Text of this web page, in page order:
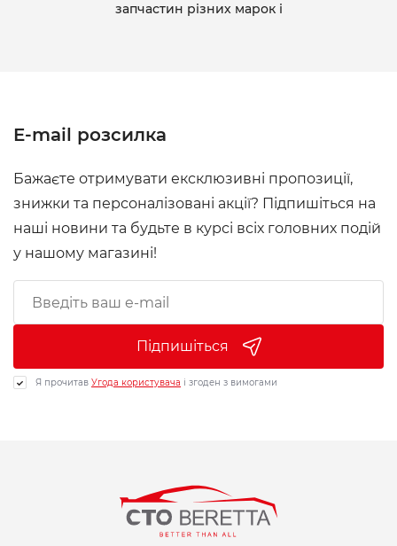
запчастин різних марок і
E-mail розсилка
Бажаєте отримувати ексклюзивні пропозиції,
знижки та персоналізовані акції? Підпишіться на
наші новини та будьте в курсі всіх головних подій
у нашому магазині!
Підпишіться
Я прочитав Угода користувача і згоден з вимогами